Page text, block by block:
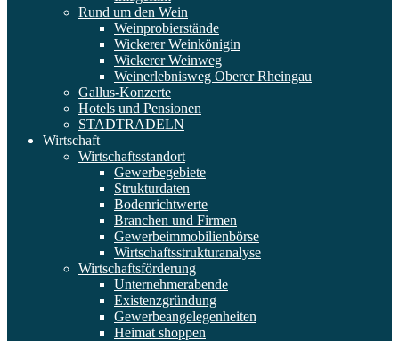
Rund um den Wein
Weinprobierstände
Wickerer Weinkönigin
Wickerer Weinweg
Weinerlebnisweg Oberer Rheingau
Gallus-Konzerte
Hotels und Pensionen
STADTRADELN
Wirtschaft
Wirtschaftsstandort
Gewerbegebiete
Strukturdaten
Bodenrichtwerte
Branchen und Firmen
Gewerbeimmobilienbörse
Wirtschaftsstrukturanalyse
Wirtschaftsförderung
Unternehmerabende
Existenzgründung
Gewerbeangelegenheiten
Heimat shoppen